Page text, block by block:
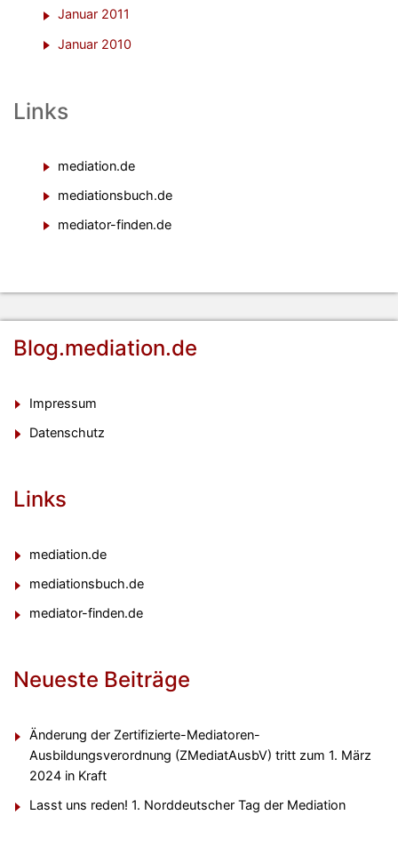
Januar 2011
Januar 2010
Links
mediation.de
mediationsbuch.de
mediator-finden.de
Blog.mediation.de
Impressum
Datenschutz
Links
mediation.de
mediationsbuch.de
mediator-finden.de
Neueste Beiträge
Änderung der Zertifizierte-Mediatoren-
Ausbildungsverordnung (ZMediatAusbV) tritt zum 1. März
2024 in Kraft
Lasst uns reden! 1. Norddeutscher Tag der Mediation